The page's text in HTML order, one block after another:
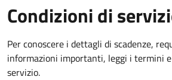
Condizioni di
Per conoscere i dettagli di scadenze,
informazioni importanti, leggi i termini
servizio.